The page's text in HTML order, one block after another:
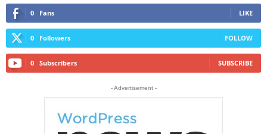
0 Fans LIKE
0 Followers FOLLOW
0 Subscribers SUBSCRIBE
- Advertisement -